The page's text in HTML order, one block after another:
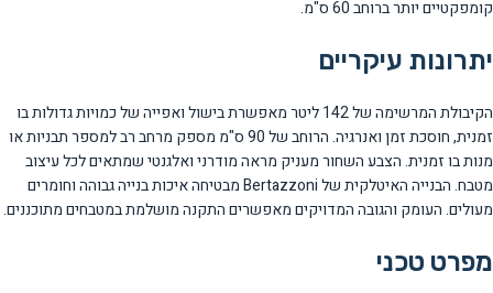
קומפקטיים יותר ברוחב 60 ס"מ.
יתרונות עיקריים
הקיבולת המרשימה של 142 ליטר מאפשרת בישול ואפייה של כמויות גדולות בו
זמנית, חוסכת זמן ואנרגיה. הרוחב של 90 ס"מ מספק מרחב רב למספר תבניות או
מנות בו זמנית. הצבע השחור מעניק מראה מודרני ואלגנטי שמתאים לכל עיצוב
מטבח. הבנייה האיטלקית של Bertazzoni מבטיחה איכות בנייה גבוהה וחומרים
מעולים. העומק והגובה המדויקים מאפשרים התקנה מושלמת במטבחים מתוכננים.
מפרט טכני